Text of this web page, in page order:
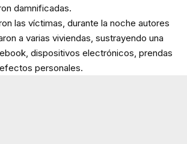
damnificadas.
las víctimas, durante la noche autores
a varias viviendas, sustrayendo una
dispositivos electrónicos, prendas
personales.